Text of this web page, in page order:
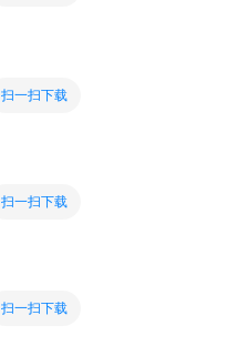
扫一扫下载
扫一扫下载
扫一扫下载